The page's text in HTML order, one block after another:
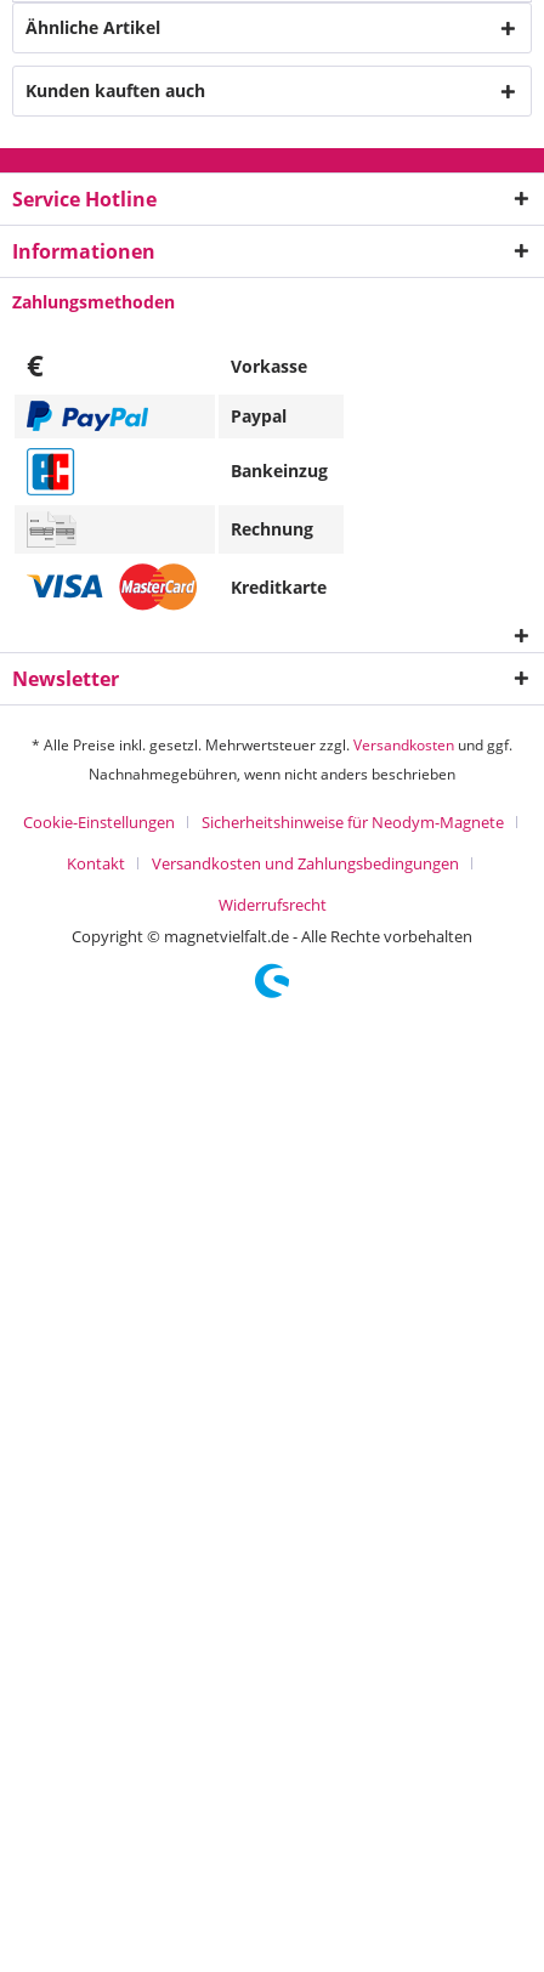
Ähnliche Artikel
Kunden kauften auch
Service Hotline
Informationen
Zahlungsmethoden
€ Vorkasse
Paypal
Bankeinzug
Rechnung
Kreditkarte
Newsletter
* Alle Preise inkl. gesetzl. Mehrwertsteuer zzgl.Versandkosten und ggf.
Nachnahmegebühren, wenn nicht anders beschrieben
Cookie-Einstellungen
Sicherheitshinweise für Neodym-Magnete
Kontakt
Versandkosten und Zahlungsbedingungen
Widerrufsrecht
Copyright © magnetvielfalt.de - Alle Rechte vorbehalten